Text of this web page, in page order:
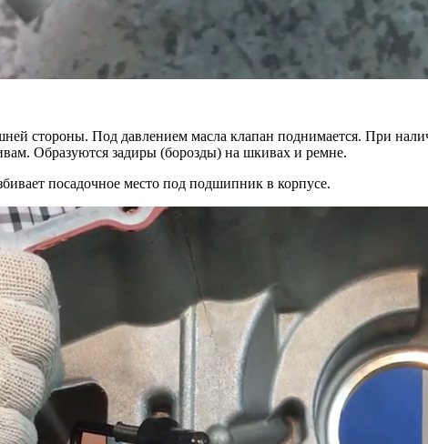
стороны. Под давлением масла клапан поднимается. При
Образуются задиры (борозды) на шкивах и ремне.
посадочное место под подшипник в корпусе.